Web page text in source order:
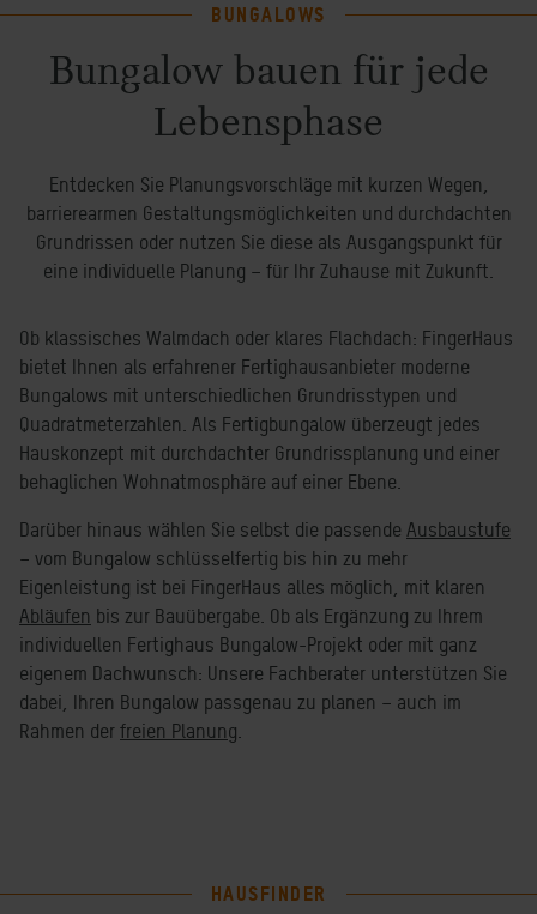
BUNGALOWS
Bungalow bauen für jede
Lebensphase
Entdecken Sie Planungsvorschläge mit kurzen Wegen,
barrierearmen Gestaltungsmöglichkeiten und durchdachten
Grundrissen oder nutzen Sie diese als Ausgangspunkt für
eine individuelle Planung – für Ihr Zuhause mit Zukunft.
Ob klassisches Walmdach oder klares Flachdach: FingerHaus
bietet Ihnen als erfahrener Fertighausanbieter moderne
Bungalows mit unterschiedlichen Grundrisstypen und
Quadratmeterzahlen. Als Fertigbungalow überzeugt jedes
Hauskonzept mit durchdachter Grundrissplanung und einer
behaglichen Wohnatmosphäre auf einer Ebene.
Darüber hinaus wählen Sie selbst die passende Ausbaustufe
– vom Bungalow schlüsselfertig bis hin zu mehr
Eigenleistung ist bei FingerHaus alles möglich, mit klaren
Abläufen bis zur Bauübergabe. Ob als Ergänzung zu Ihrem
individuellen Fertighaus Bungalow-Projekt oder mit ganz
eigenem Dachwunsch: Unsere Fachberater unterstützen Sie
dabei, Ihren Bungalow passgenau zu planen – auch im
Rahmen der freien Planung.
HAUSFINDER